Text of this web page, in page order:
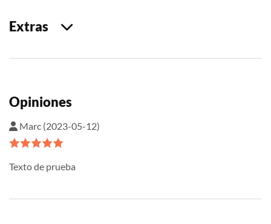
Extras
Opiniones
Marc (2023-05-12)
Texto de prueba